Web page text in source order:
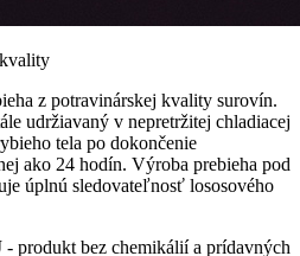
z potravinárskej kvality surovín.
udržiavaný v nepretržitej chladiacej
tela po dokončenie
ako 24 hodín. Výroba prebieha pod
úplnú sledovateľnosť lososového
- produkt bez chemikálií a prídavných